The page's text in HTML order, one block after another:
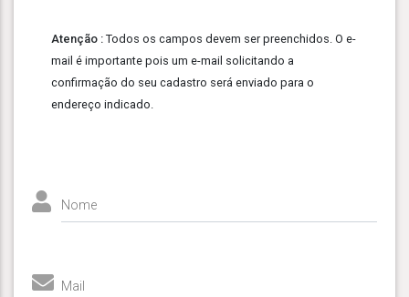
Atenção : Todos os campos devem ser preenchidos. O e-
mail é importante pois um e-mail solicitando a
confirmação do seu cadastro será enviado para o
endereço indicado.
Nome
Mail